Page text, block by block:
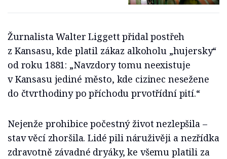
Žurnalista Walter Liggett přidal postřeh
z Kansasu, kde platil zákaz alkoholu „hujersky“
od roku 1881: „Navzdory tomu neexistuje
v Kansasu jediné město, kde cizinec nesežene
do čtvrthodiny po příchodu prvotřídní pití.“
Nejenže prohibice počestný život nezlepšila –
stav věcí zhoršila. Lidé pili náruživěji a nezřídka
zdravotně závadné dryáky, ke všemu platili za